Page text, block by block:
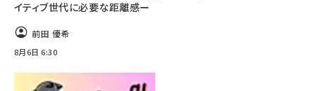
イティブ世代に必要な距離感ー
前田 優希
8月6日 6:30